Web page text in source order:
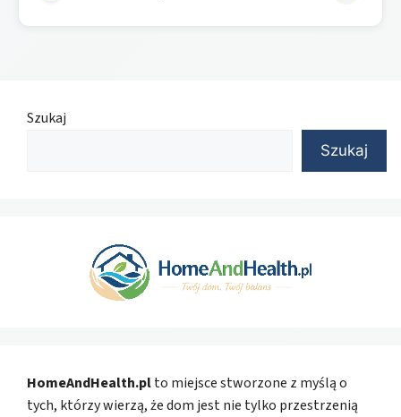
Szukaj
Szukaj
HomeAndHealth.plto miejsce stworzone z myślą o
tych, którzy wierzą, że dom jest nie tylko przestrzenią